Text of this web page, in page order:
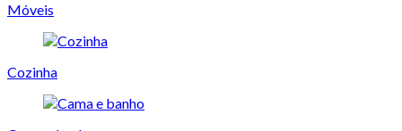
Móveis
Cozinha